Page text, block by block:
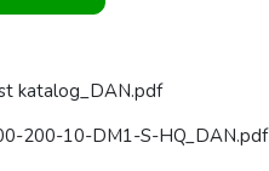
katalog_DAN.pdf
200-10-DM1-S-HQ_DAN.pdf